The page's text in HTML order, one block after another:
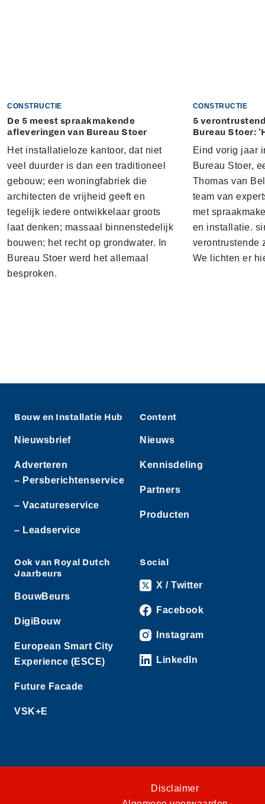
CONSTRUCTIE
De 5 meest spraakmakende
afleveringen van Bureau Stoer
Het installatieloze kantoor, dat niet
veel duurder is dan een traditioneel
gebouw; een woningfabriek die
architecten de vrijheid geeft en
tegelijk iedere ontwikkelaar groots
laat denken; massaal binnenstedelijk
bouwen; het recht op grondwater. In
Bureau Stoer werd het allemaal
besproken.
CONSTRUCTIE
5
Bureau Stoer:
Eind vorig jaar
Bureau Stoer,
Thomas van
team van
met
en installatie.
verontrustende
We lichten er
Bouw en Installatie Hub
Nieuwsbrief
Adverteren
– Persberichtenservice
– Vacatureservice
– Leadservice
Content
Nieuws
Kennisdeling
Partners
Producten
Ook van Royal Dutch
Jaarbeurs
BouwBeurs
DigiBouw
European Smart City
Experience (ESCE)
Future Facade
VSK+E
Social
X / Twitter
Facebook
Instagram
LinkedIn
Disclaimer